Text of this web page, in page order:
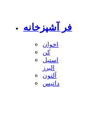
فر آشپزخانه
اخوان
کن
استیل
البرز
آلتون
داتیس